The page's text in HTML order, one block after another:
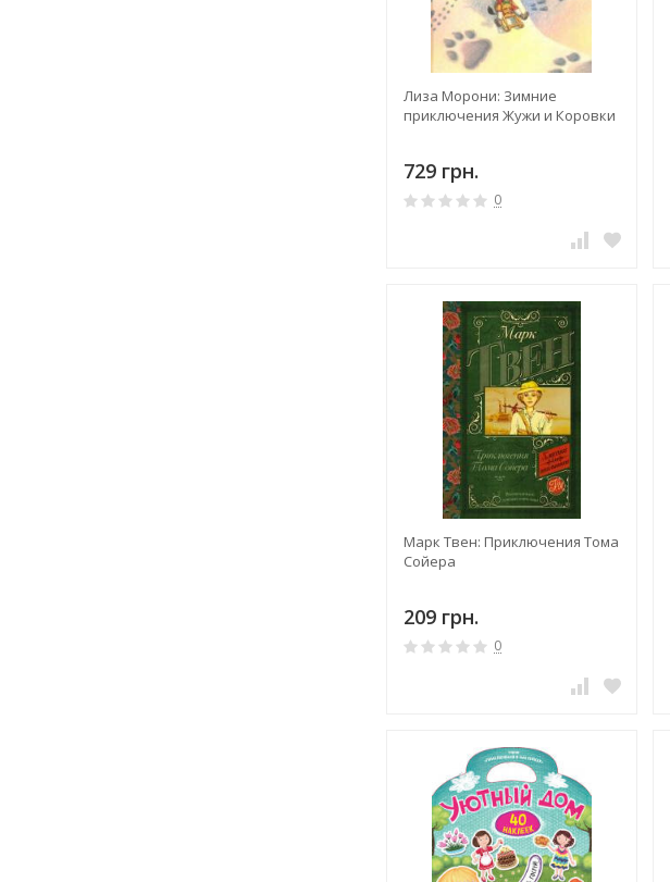
Лиза Морони: Зимние
приключения Жужи и Коровки
729 грн.
0
Марк Твен: Приключения Тома
Сойера
209 грн.
0